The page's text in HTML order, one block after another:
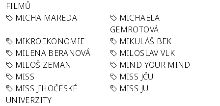
FILMŮ
MICHA MAREDA
MICHAELA
GEMROTOVÁ
MIKROEKONOMIE
MIKULÁŠ BEK
MILENA BERANOVÁ
MILOSLAV VLK
MILOŠ ZEMAN
MIND YOUR MIND
MISS
MISS JČU
MISS JIHOČESKÉ
UNIVERZITY
MISS JU